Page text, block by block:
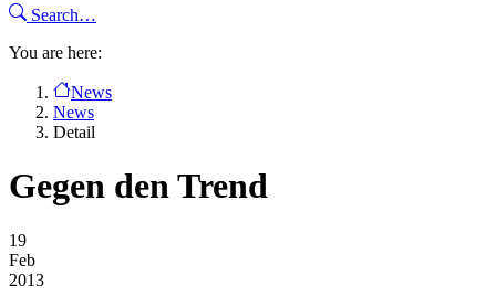
Search…
You are here:
News
News
Detail
Gegen den Trend
19
Feb
2013